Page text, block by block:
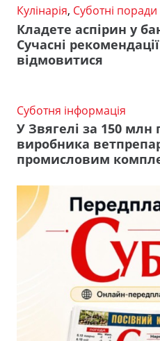
Кулінарія, Суботні поради
Кладете аспірин у
Сучасні
відмовитися
Суботня інформація
У Звягелі за 150 млн
виробника
промисловим